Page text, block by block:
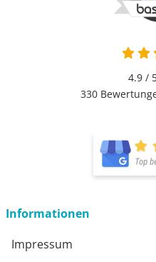
4.9 /
330
Informationen
Impressum